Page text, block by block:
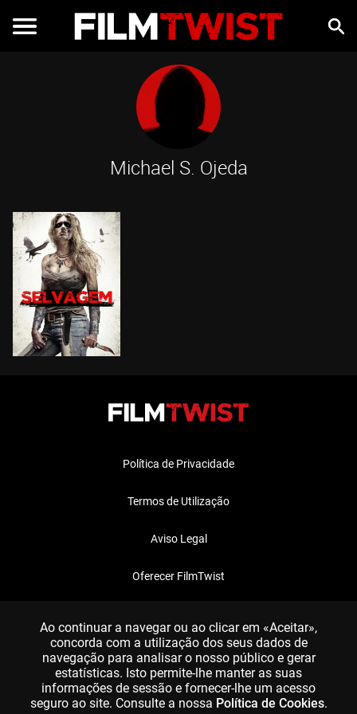
Michael S. Ojeda
Política de Privacidade
Termos de Utilização
Aviso Legal
Oferecer FilmTwist
Ao continuar a navegar ou ao clicar em «Aceitar»,
concorda com a utilização dos seus dados de
navegação para analisar o nosso público e gerar
estatísticas. Isto permite-lhe manter as suas
informações de sessão e fornecer-lhe um acesso
seguro ao site. Consulte a nossa Política de Cookies.